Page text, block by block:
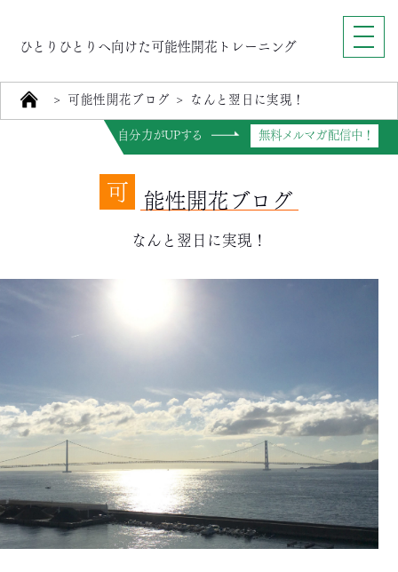
ひとりひとりへ向けた可能性開花トレーニング
> 可能性開花ブログ > なんと翌日に実現！
自分力がUPする
無料メルマガ配信中！
可 能性開花ブログ
なんと翌日に実現！